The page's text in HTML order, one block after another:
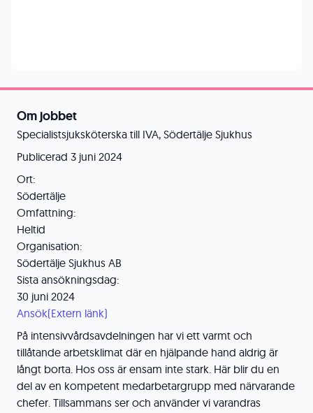
Om jobbet
Specialistsjuksköterska till IVA, Södertälje Sjukhus
Publicerad 3 juni 2024
Ort:
Södertälje
Omfattning:
Heltid
Organisation:
Södertälje Sjukhus AB
Sista ansökningsdag:
30 juni 2024
Ansök(Extern länk)
På intensivvårdsavdelningen har vi ett varmt och
tillåtande arbetsklimat där en hjälpande hand aldrig är
långt borta. Hos oss är ensam inte stark. Här blir du en
del av en kompetent medarbetargrupp med närvarande
chefer. Tillsammans ser och använder vi varandras